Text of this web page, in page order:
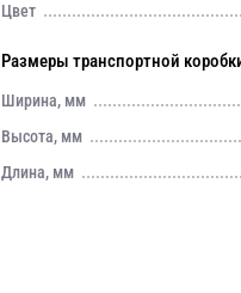
Цвет
Размеры транспортной
Ширина, мм
Высота, мм
Длина, мм